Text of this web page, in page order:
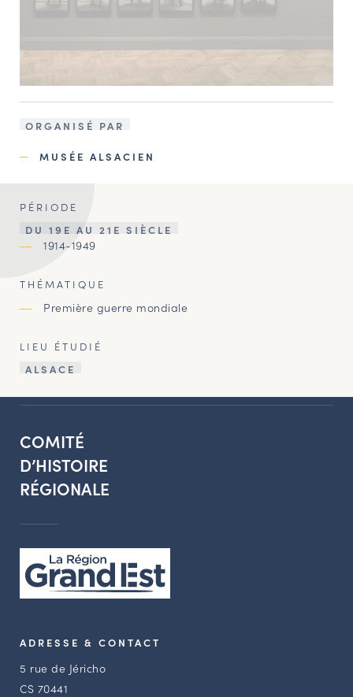
ORGANISÉ PAR
MUSÉE ALSACIEN
PÉRIODE
DU 19E AU 21E SIÈCLE
1914-1949
THÉMATIQUE
Première guerre mondiale
LIEU ÉTUDIÉ
ALSACE
COMITÉ
D’HISTOIRE
RÉGIONALE
ADRESSE & CONTACT
5 rue de Jéricho
CS 70441